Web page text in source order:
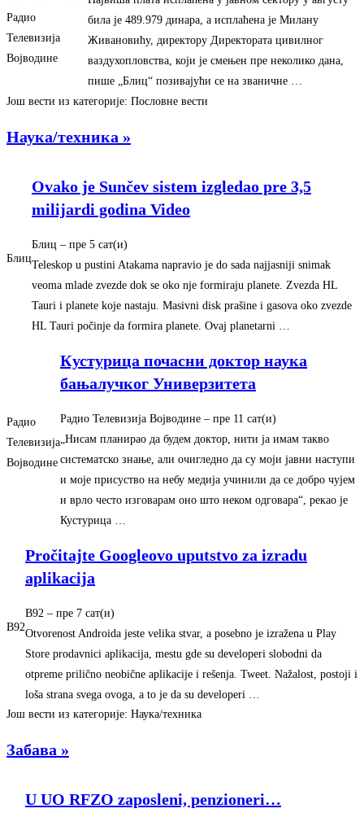
Радио
Телевизија
Војводине
била је 489.979 динара, а исплаћена је Милану
Живановићу, директору Директората цивилног
ваздухопловства, који је смењен пре неколико дана,
пише „Блиц“ позивајући се на званичне …
Још вести из категорије: Пословне вести
Наука/техника »
Блиц
Ovako je Sunčev sistem izgledao pre 3,5
milijardi godina Video
Блиц – ‎пре 5 сат(и)‎
Teleskop u pustini Atakama napravio je do sada najjasniji snimak
veoma mlade zvezde dok se oko nje formiraju planete. Zvezda HL
Tauri i planete koje nastaju. Masivni disk prašine i gasova oko zvezde
HL Tauri počinje da formira planete. Ovaj planetarni …
Радио
Телевизија
Војводине
Кустурица почасни доктор наука
бањалучког Универзитета
Радио Телевизија Војводине – ‎пре 11 сат(и)‎
„Нисам планирао да будем доктор, нити ја имам такво
систематско знање, али очигледно да су моји јавни наступи
и моје присуство на небу медија учинили да се добро чујем
и врло често изговарам оно што неком одговара“, рекао је
Кустурица …
B92
Pročitajte Googleovo uputstvo za izradu
aplikacija
B92 – ‎пре 7 сат(и)‎
Otvorenost Androida jeste velika stvar, a posebno je izražena u Play
Store prodavnici aplikacija, mestu gde su developeri slobodni da
otpreme prilično neobične aplikacije i rešenja. Tweet. Nažalost, postoji i
loša strana svega ovoga, a to je da su developeri …
Још вести из категорије: Наука/техника
Забава »
U UO RFZO zaposleni, penzioneri…